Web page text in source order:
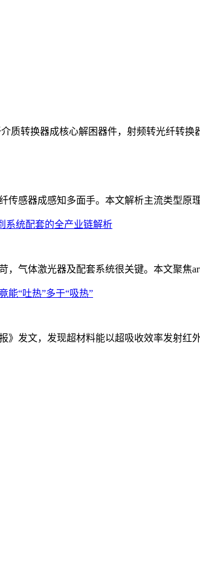
质转换器成核心解困器件，射频转光纤转换
感器成感知多面手。本文解析主流类型原
系统配套的全产业链解析
气体激光器及配套系统很关键。本文聚焦
能“吐热”多于“吸热”
》发文，发现超材料能以超吸收效率发射红